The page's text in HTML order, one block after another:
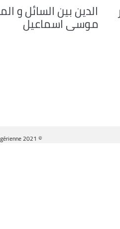
الدين بين السائل و
موسى اسماعيل
© Radio Algérienne 2021